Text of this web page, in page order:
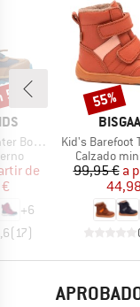
XT
reducido
de
+6
(17)
MARCA
Artículo
Kid's Barefoot
Product
Calzado
99,95 € a
Descuento
55%